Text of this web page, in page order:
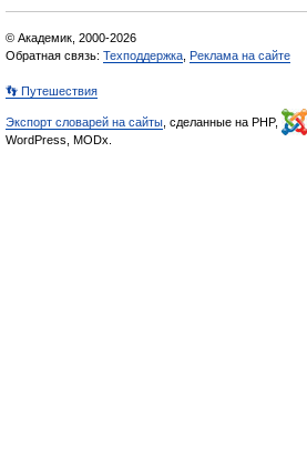
© Академик, 2000-2026
Обратная связь: Техподдержка Реклама на сайте
👣 Путешествия
Экспорт словарей на сайты , сделанные на PHP,
WordPress, MODx.